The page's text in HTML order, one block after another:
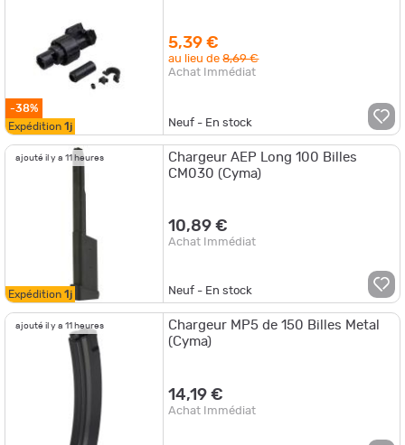
-38%
Expédition 1j
5,39 €
au lieu de8,69 €
Achat Immédiat
Neuf - En stock
ajouté il y a 11 heures
Expédition 1j
Chargeur AEP Long 100 Billes
CM030 (Cyma)
10,89 €
Achat Immédiat
Neuf - En stock
ajouté il y a 11 heures
Chargeur MP5 de 150 Billes Metal
(Cyma)
14,19 €
Achat Immédiat